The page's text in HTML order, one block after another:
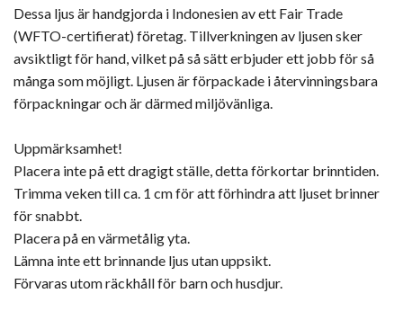
Dessa ljus är handgjorda i Indonesien av ett Fair Trade
(WFTO-certifierat) företag. Tillverkningen av ljusen sker
avsiktligt för hand, vilket på så sätt erbjuder ett jobb för så
många som möjligt. Ljusen är förpackade i återvinningsbara
förpackningar och är därmed miljövänliga.
Uppmärksamhet!
Placera inte på ett dragigt ställe, detta förkortar brinntiden.
Trimma veken till ca. 1 cm för att förhindra att ljuset brinner
för snabbt.
Placera på en värmetålig yta.
Lämna inte ett brinnande ljus utan uppsikt.
Förvaras utom räckhåll för barn och husdjur.